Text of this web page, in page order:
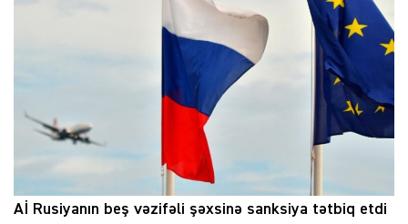
Aİ Rusiyanın beş vəzifəli şəxsinə sanksiya tətbiq etdi